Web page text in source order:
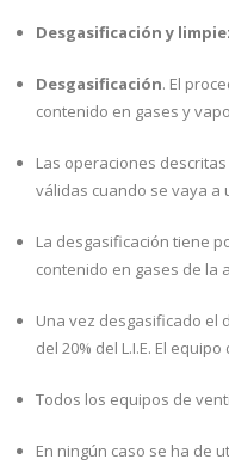
Mantenimiento
Normativas
CERTIFICACIONES
Escritorio
Mis archivos
Páginas
Mis páginas
Desgasificación y
Desgasificación. El
contenido en gases y
Las operaciones
válidas cuando se vaya a
La desgasificación tiene
contenido en gases de la
Una vez desgasificado el
del 20% del L.I.E. El
Todos los equipos de
En ningún caso se ha de